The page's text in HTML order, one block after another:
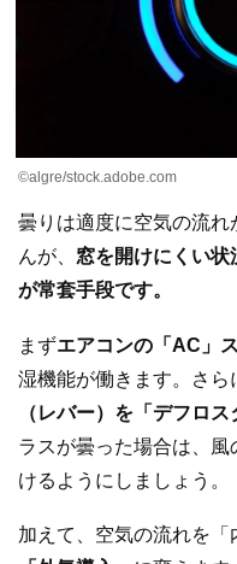
©algre/stock.adobe.com
曇りは適度に空気の流
んが、 窓を開けにくい
が常套手段です。
まずエアコンの「AC」
湿機能が働きます。さら
（レバー）を「デフロ
ラスが曇った場合は、
けるようにしましょう。
加えて、空気の流れを「